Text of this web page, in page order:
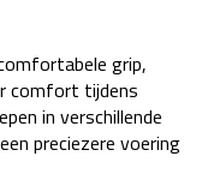
grip,
comfort tijdens
in verschillende
preciezere voering